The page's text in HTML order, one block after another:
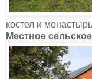
костел и
Местное